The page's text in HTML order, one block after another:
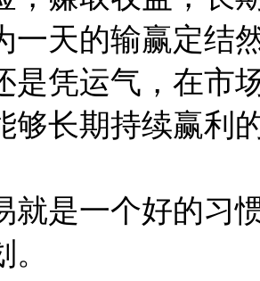
一天的输赢定结
是凭运气，在市
够长期持续赢利
是一个好的习惯